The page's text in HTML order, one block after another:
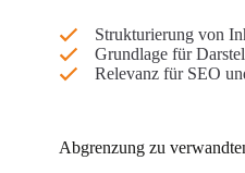
Strukturierung von
Grundlage für
Relevanz für SEO
Abgrenzung zu